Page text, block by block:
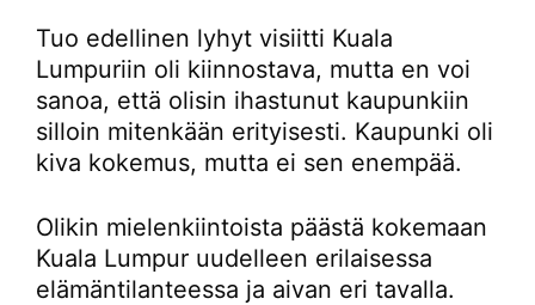
Tuo edellinen lyhyt visiitti Kuala
Lumpuriin oli kiinnostava, mutta en voi
sanoa, että olisin ihastunut kaupunkiin
silloin mitenkään erityisesti. Kaupunki oli
kiva kokemus, mutta ei sen enempää.
Olikin mielenkiintoista päästä kokemaan
Kuala Lumpur uudelleen erilaisessa
elämäntilanteessa ja aivan eri tavalla.